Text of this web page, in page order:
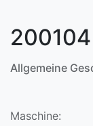
Allgemeine
Maschine: